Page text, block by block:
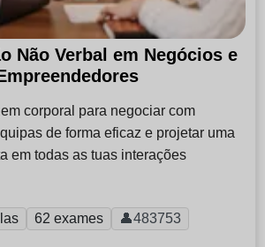
Não Verbal em Negócios e
corporal para negociar com
de forma eficaz e projetar uma
em todas as tuas interações
62 exames 👤483753